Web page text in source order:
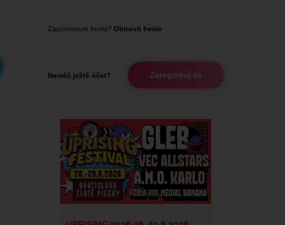
Zapomenuté heslo? Obnovit heslo
Nemáš ještě účet? Zaregistruj se